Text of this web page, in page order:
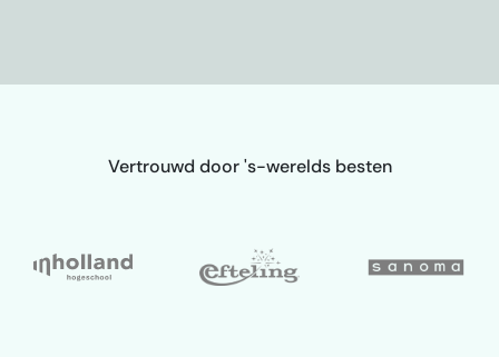
Vertrouwd door 's-werelds besten